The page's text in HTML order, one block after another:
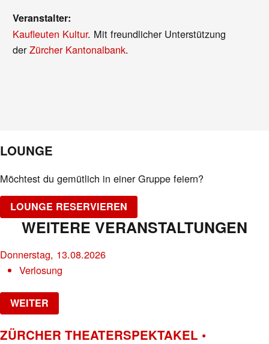
Veranstalter:
Kaufleuten Kultur. Mit freundlicher Unterstützung
derZürcher Kantonalbank.
LOUNGE
Möchtest du gemütlich in einer Gruppe feiern?
LOUNGE RESERVIEREN
WEITERE VERANSTALTUNGEN
Donnerstag, 13.08.2026
Verlosung
WEITER
ZÜRCHER THEATERSPEKTAKEL •